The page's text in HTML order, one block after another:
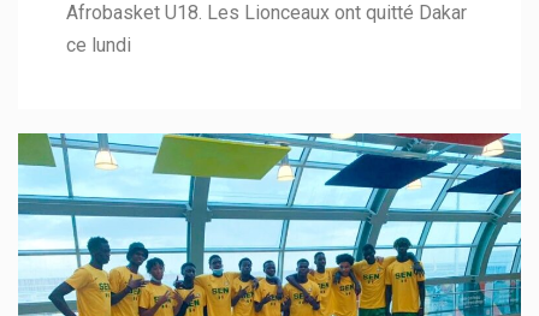
Afrobasket U18. Les Lionceaux ont quitté Dakar
ce lundi